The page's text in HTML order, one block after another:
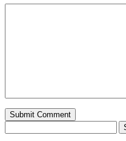
Search
for: